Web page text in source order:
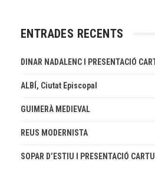
ENTRADES RECENTS
DINAR NADALENC I PRESENTACIÓ
ALBÍ, Ciutat Episcopal
GUIMERÀ MEDIEVAL
REUS MODERNISTA
SOPAR D’ESTIU I PRESENTACIÓ